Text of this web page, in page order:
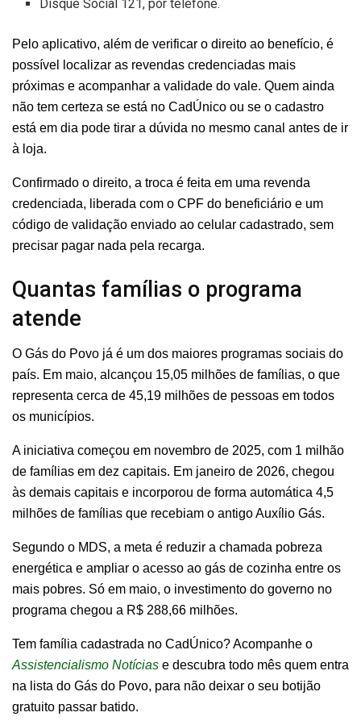
Disque Social 121, por telefone.
Pelo aplicativo, além de verificar o direito ao benefício, é
possível localizar as revendas credenciadas mais
próximas e acompanhar a validade do vale. Quem ainda
não tem certeza se está no CadÚnico ou se o cadastro
está em dia pode tirar a dúvida no mesmo canal antes de ir
à loja.
Confirmado o direito, a troca é feita em uma revenda
credenciada, liberada com o CPF do beneficiário e um
código de validação enviado ao celular cadastrado, sem
precisar pagar nada pela recarga.
Quantas famílias o programa
atende
O Gás do Povo já é um dos maiores programas sociais do
país. Em maio, alcançou 15,05 milhões de famílias, o que
representa cerca de 45,19 milhões de pessoas em todos
os municípios.
A iniciativa começou em novembro de 2025, com 1 milhão
de famílias em dez capitais. Em janeiro de 2026, chegou
às demais capitais e incorporou de forma automática 4,5
milhões de famílias que recebiam o antigo Auxílio Gás.
Segundo o MDS, a meta é reduzir a chamada pobreza
energética e ampliar o acesso ao gás de cozinha entre os
mais pobres. Só em maio, o investimento do governo no
programa chegou a R$ 288,66 milhões.
Tem família cadastrada no CadÚnico? Acompanhe o
Assistencialismo Notícias e descubra todo mês quem entra
na lista do Gás do Povo, para não deixar o seu botijão
gratuito passar batido.